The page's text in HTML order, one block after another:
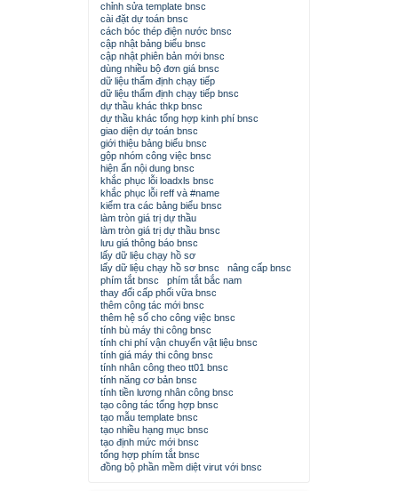
chỉnh sửa template bnsc
cài đặt dự toán bnsc
cách bóc thép điện nước bnsc
cập nhật bảng biểu bnsc
cập nhật phiên bản mới bnsc
dùng nhiều bộ đơn giá bnsc
dữ liệu thẩm định chạy tiếp
dữ liệu thẩm định chạy tiếp bnsc
dự thầu khác thkp bnsc
dự thầu khác tổng hợp kinh phí bnsc
giao diện dự toán bnsc
giới thiệu bảng biểu bnsc
gộp nhóm công việc bnsc
hiện ẩn nội dung bnsc
khắc phục lỗi loadxls bnsc
khắc phục lỗi reff và #name
kiểm tra các bảng biểu bnsc
làm tròn giá trị dự thầu
làm tròn giá trị dự thầu bnsc
lưu giá thông báo bnsc
lấy dữ liệu chạy hồ sơ
lấy dữ liệu chạy hồ sơ bnsc
nâng cấp bnsc
phím tắt bnsc
phím tắt bắc nam
thay đổi cấp phối vữa bnsc
thêm công tác mới bnsc
thêm hệ số cho công việc bnsc
tính bù máy thi công bnsc
tính chi phí vận chuyển vật liệu bnsc
tính giá máy thi công bnsc
tính nhân công theo tt01 bnsc
tính năng cơ bản bnsc
tính tiền lương nhân công bnsc
tạo công tác tổng hợp bnsc
tạo mẫu template bnsc
tạo nhiều hạng mục bnsc
tạo định mức mới bnsc
tổng hợp phím tắt bnsc
đồng bộ phần mềm diệt virut với bnsc